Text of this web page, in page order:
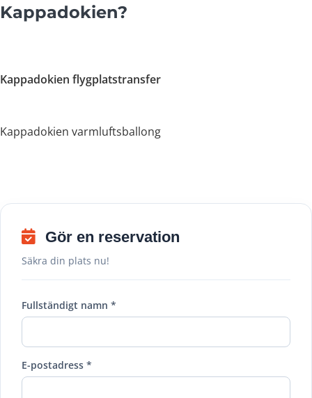
Kappadokien?
Kappadokien flygplatstransfer
Kappadokien varmluftsballong
Gör en reservation
Säkra din plats nu!
Fullständigt namn *
E-postadress *